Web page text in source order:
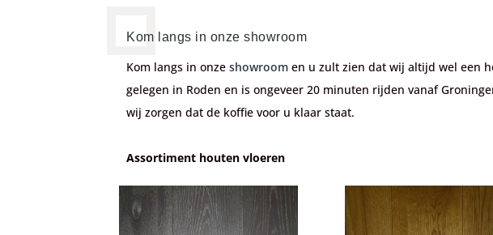
Kom langs in onze showroom
Kom langs in onzeshowroom en u zult zien dat wij altijd wel een
gelegen in Roden en is ongeveer 20 minuten rijden vanaf
wij zorgen dat de koffie voor u klaar staat.
Assortiment houten vloeren